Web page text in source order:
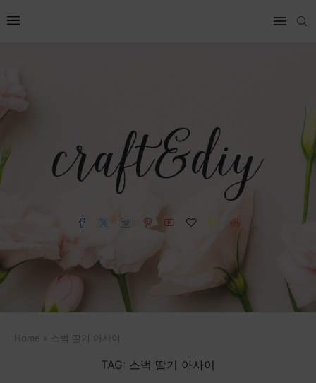
Home » 스벅 딸기 아사이
TAG: 스벅 딸기 아사이